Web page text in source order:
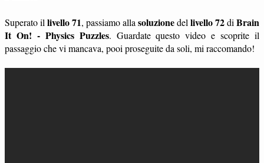
Superato il livello 71, passiamo alla soluzionedel livello 72di Brain
It On! - Physics Puzzles. Guardate questo video e scoprite il
passaggio che vi mancava, pooi proseguite da soli, mi raccomando!